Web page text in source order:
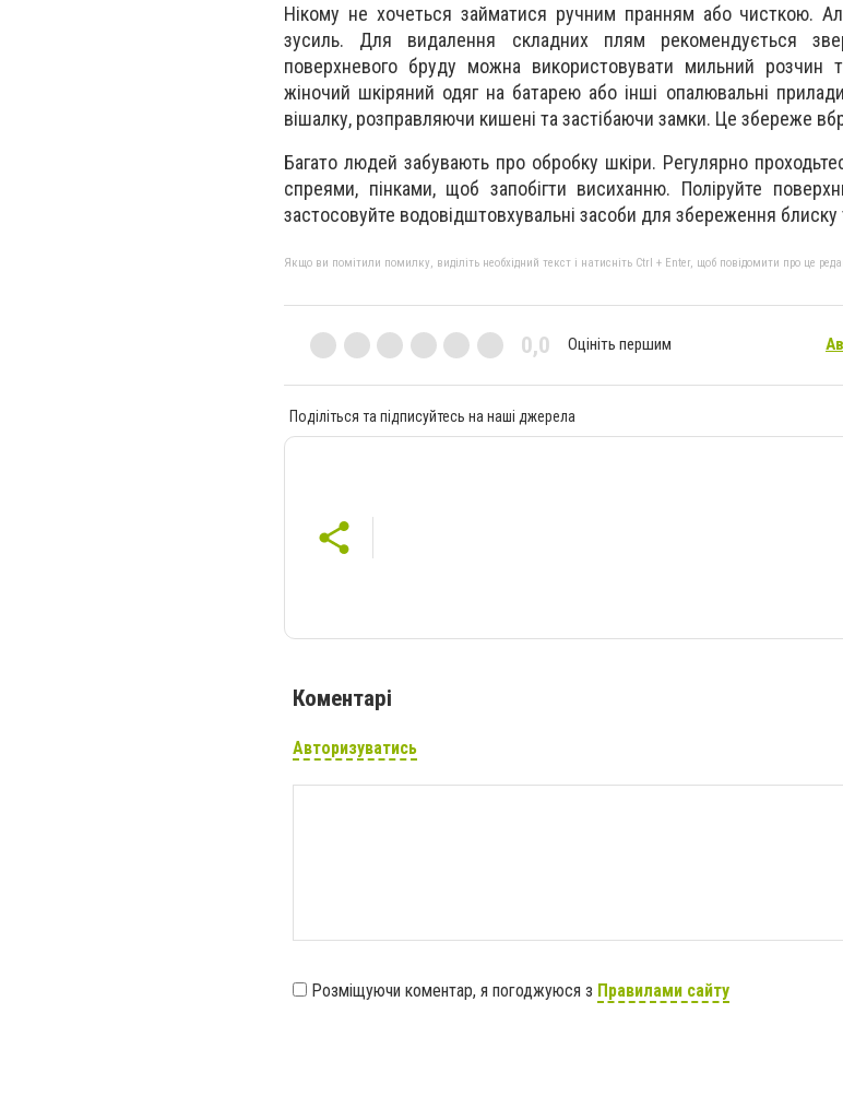
Нікому не хочеться займатися ручним пранням або чисткою.
зусиль. Для видалення складних плям рекомендується
поверхневого бруду можна використовувати мильний розчин
жіночий шкіряний одяг на батарею або інші опалювальні
вішалку, розправляючи кишені та застібаючи замки. Це збереже
Багато людей забувають про обробку шкіри. Регулярно
спреями, пінками, щоб запобігти висиханню. Поліруйте
застосовуйте водовідштовхувальні засоби для збереження блиску
Якщо ви помітили помилку, виділіть необхідний текст і натисніть Ctrl + Enter, щоб повідомити про це
0,0 Оцініть першим
Поділіться та підписуйтесь на наші джерела
Коментарі
Авторизуватись
Розміщуючи коментар, я погоджуюся з Правилами сайту